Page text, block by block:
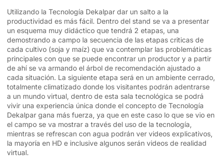
Utilizando la Tecnología Dekalpar dar un salto a la
productividad es más fácil. Dentro del stand se va a presentar
un esquema muy didáctico que tendrá 2 etapas, una
demostrando a campo la secuencia de las etapas criticas de
cada cultivo (soja y maíz) que va contemplar las problemáticas
principales con que se puede encontrar un productor y a partir
de ahí se va armando el árbol de recomendación ajustado a
cada situación. La siguiente etapa será en un ambiente cerrado,
totalmente climatizado donde los visitantes podrán adentrarse
a un mundo virtual, dentro de esta sala tecnológica se podrá
vivir una experiencia única donde el concepto de Tecnología
Dekalpar gana más fuerza, ya que en este caso lo que se vio en
el campo se va mostrar a través del uso de la tecnología,
mientras se refrescan con agua podrán ver videos explicativos,
la mayoría en HD e inclusive algunos serán videos de realidad
virtual.